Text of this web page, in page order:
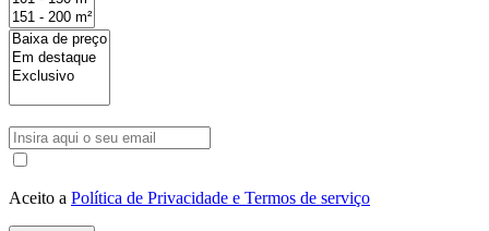
Aceito a Política de Privacidade e Termos de serviço